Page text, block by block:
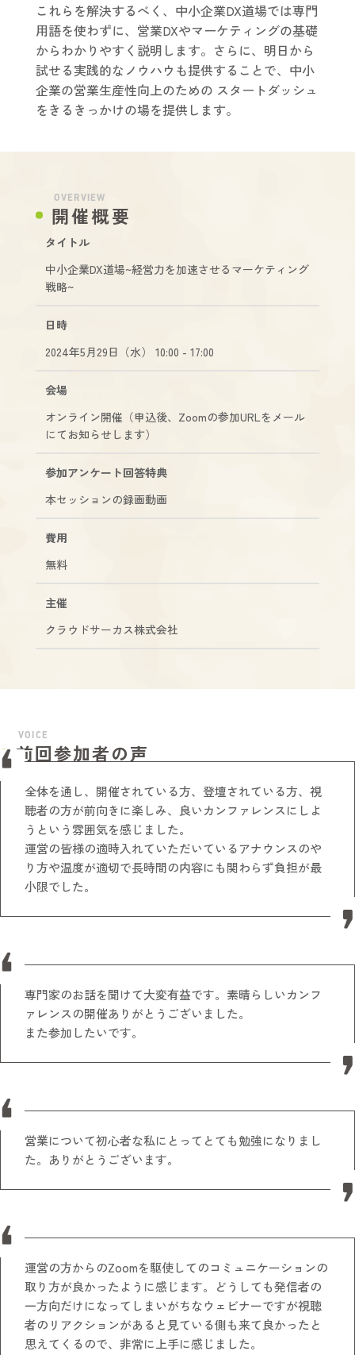
これらを解決するべく、中小企業DX道場では専門
用語を使わずに、営業DXやマーケティングの基礎
からわかりやすく説明します。さらに、明日から
試せる実践的なノウハウも提供することで、中小
企業の営業生産性向上のための スタートダッシュ
をきるきっかけの場を提供します。
開催概要
OVERVIEW
タイトル
中小企業DX道場~経営力を加速させるマーケティング
戦略~
日時
2024年5月29日（水） 10:00 - 17:00
会場
オンライン開催（申込後、Zoomの参加URLをメール
にてお知らせします）
参加アンケート回答特典
本セッションの録画動画
費用
無料
主催
クラウドサーカス株式会社
前回参加者の声
VOICE
全体を通し、開催されている方、登壇されている方、視
聴者の方が前向きに楽しみ、良いカンファレンスにしよ
うという雰囲気を感じました。
運営の皆様の適時入れていただいているアナウンスのや
り方や温度が適切で長時間の内容にも関わらず負担が最
小限でした。
専門家のお話を聞けて大変有益です。素晴らしいカンフ
ァレンスの開催ありがとうございました。
また参加したいです。
営業について初心者な私にとってとても勉強になりまし
た。ありがとうございます。
運営の方からのZoomを駆使してのコミュニケーションの
取り方が良かったように感じます。どうしても発信者の
一方向だけになってしまいがちなウェビナーですが視聴
者のリアクションがあると見ている側も来て良かったと
思えてくるので、非常に上手に感じました。